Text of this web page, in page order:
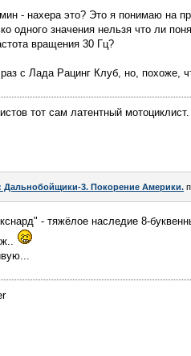
- нахера это? Это я понимаю на
одного значения нельзя что ли
вращения 30 Гц?
с Лада Рацинг Клуб, но, похоже,
тот сам латентный мотоциклист.
Дальнобойщики-3. Покорение Америки.
- тяжёлое наследие 8-